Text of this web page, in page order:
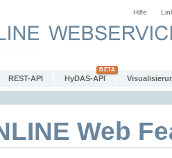
Hilfe
REST-API HyDAS-API
Web